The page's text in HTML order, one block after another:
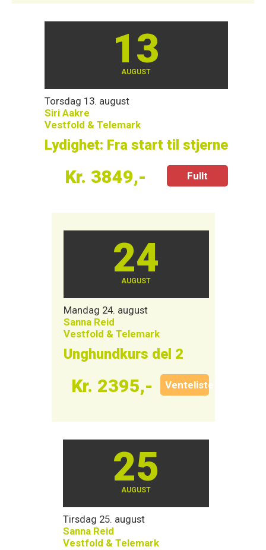
13
AUGUST
Torsdag 13. august
Siri Aakre
Vestfold & Telemark
Lydighet: Fra start til stjerne
Kr. 3849,- Fullt
24
AUGUST
Mandag 24. august
Sanna Reid
Vestfold & Telemark
Unghundkurs del 2
Kr. 2395,- Venteliste
25
AUGUST
Tirsdag 25. august
Sanna Reid
Vestfold & Telemark